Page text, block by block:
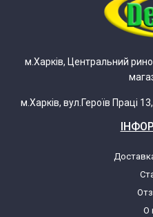
м.Харків, Центральний
м.Харків, вул.Героїв Праці
О